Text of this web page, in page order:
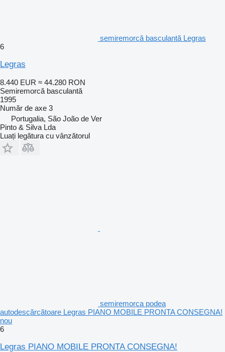
semiremorcă basculantă Legras
6
Legras
8.440 EUR ≈ 44.280 RON
Semiremorcă basculantă
1995
Număr de axe 3
Portugalia, São João de Ver
Pinto & Silva Lda
Luați legătura cu vânzătorul
semiremorca podea
autodescărcătoare Legras PIANO MOBILE PRONTA CONSEGNA!
nou
6
Legras PIANO MOBILE PRONTA CONSEGNA!